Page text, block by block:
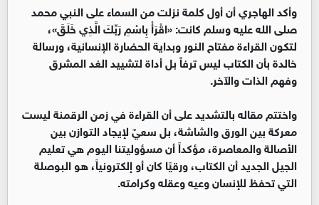
‏وأكد الهاجري أن أول كلمة نزلت من السماء على النبي محمد
صلى الله عليه وسلم كانت: «اقْرَأْ بِاسْمِ رَبِّكَ الَّذِي خَلَقَ»،
لتكون القراءة مفتاح النور وبداية الحضارة الإنسانية، ورسالة
خالدة بأن الكتاب ليس ترفاً بل أداة لتشييد الغد المشرق
وفهم الذات والآخر.
‏واختتم مقاله بالتشديد على أن القراءة في زمن الرقمنة ليست
معركة بين الورق والشاشة، بل سعيٌ لإيجاد التوازن بين
الأصالة والمعاصرة، مؤكداً أن مسؤوليتنا اليوم هي تعليم
الجيل الجديد أن الكتاب، ورقيًا كان أو إلكترونياً، هو البوصلة
التي تحفظ للإنسان وعيه وعقله وكرامته.